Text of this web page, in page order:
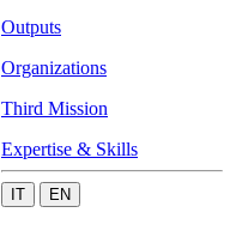
Outputs
Organizations
Third Mission
Expertise & Skills
IT EN